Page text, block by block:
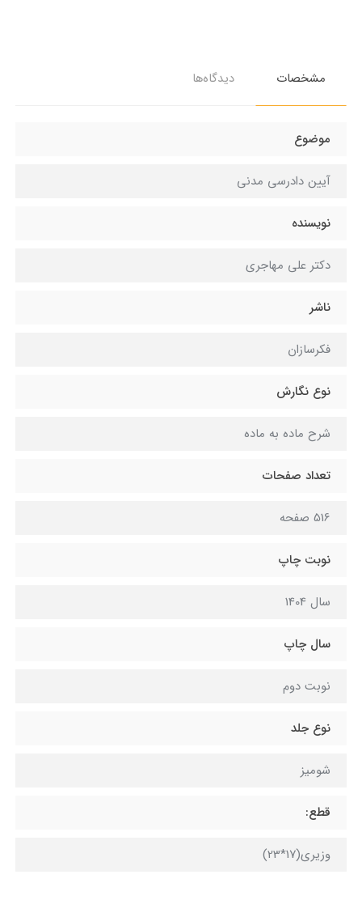
مشخصات دیدگاه‌ها
موضوع
آیین دادرسی مدنی
نویسنده
دکتر علی مهاجری
ناشر
فکرسازان
نوع نگارش
شرح ماده به ماده
تعداد صفحات
516 صفحه
نوبت چاپ
سال 1404
سال چاپ
نوبت دوم
نوع جلد
شومیز
قطع:
وزیری(17*23)